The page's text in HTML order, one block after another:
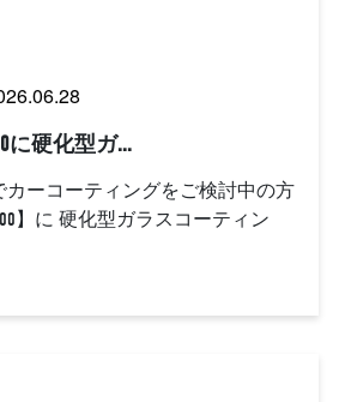
に硬化型ガ...
カーコーティングをご検討中の方
】に 硬化型ガラスコーティン